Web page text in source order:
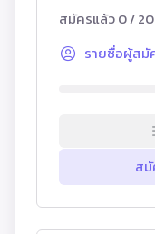
สมัครแล้ว 0 / 20
รายชื่อผู้สมั
สมั